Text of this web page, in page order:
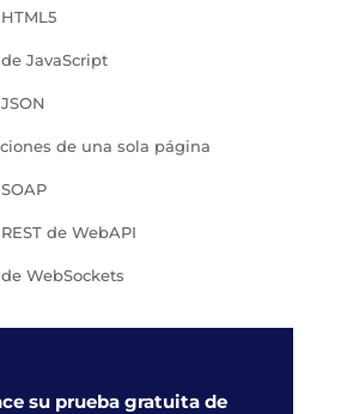
JavaScript
de una sola página
de WebAPI
WebSockets
su prueba gratuita de